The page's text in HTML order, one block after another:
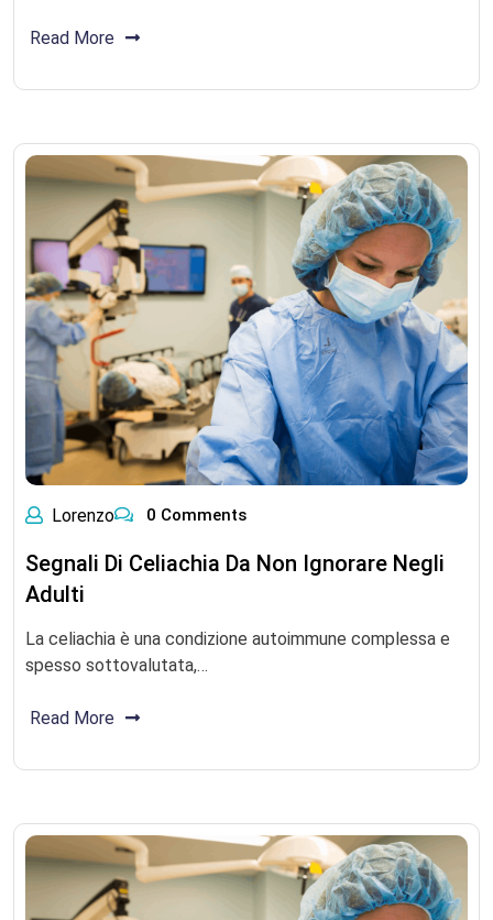
Read More
Lorenzo 0 Comments
Segnali Di Celiachia Da Non Ignorare Negli
Adulti
La celiachia è una condizione autoimmune complessa e
spesso sottovalutata,…
Read More